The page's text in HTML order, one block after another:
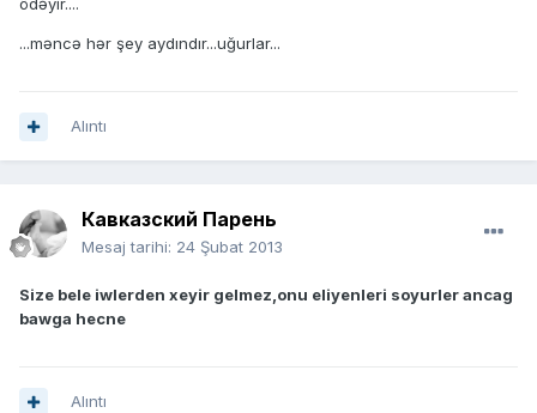
...məncə hər şey aydındır...uğurlar...
Alıntı
Кавказский Парень
Mesaj tarihi: 24 Şubat 2013
Size bele iwlerden xeyir gelmez,onu eliyenleri soyurler ancag
bawga hecne
Alıntı